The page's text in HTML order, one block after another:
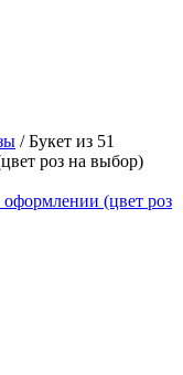
/Букет из 51
роз на выбор)